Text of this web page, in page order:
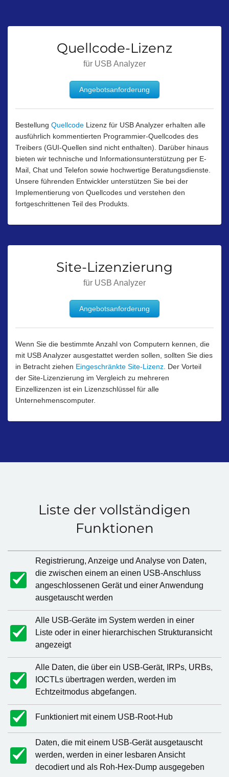
Quellcode-Lizenz
für USB Analyzer
Angebotsanforderung
Bestellung Quellcode Lizenz für USB Analyzer erhalten alle
ausführlich kommentierten Programmier-Quellcodes des
Treibers (GUI-Quellen sind nicht enthalten). Darüber hinaus
bieten wir technische und Informationsunterstützung per E-
Mail, Chat und Telefon sowie hochwertige Beratungsdienste.
Unsere führenden Entwickler unterstützen Sie bei der
Implementierung von Quellcodes und verstehen den
fortgeschrittenen Teil des Produkts.
Site-Lizenzierung
für USB Analyzer
Angebotsanforderung
Wenn Sie die bestimmte Anzahl von Computern kennen, die
mit USB Analyzer ausgestattet werden sollen, sollten Sie dies
in Betracht ziehen Eingeschränkte Site-Lizenz . Der Vorteil
der Site-Lizenzierung im Vergleich zu mehreren
Einzellizenzen ist ein Lizenzschlüssel für alle
Unternehmenscomputer.
Liste der vollständigen
Funktionen
Registrierung, Anzeige und Analyse von Daten,
die zwischen einem an einen USB-Anschluss
angeschlossenen Gerät und einer Anwendung
ausgetauscht werden
Alle USB-Geräte im System werden in einer
Liste oder in einer hierarchischen Strukturansicht
angezeigt
Alle Daten, die über ein USB-Gerät, IRPs, URBs,
IOCTLs übertragen werden, werden im
Echtzeitmodus abgefangen.
Funktioniert mit einem USB-Root-Hub
Daten, die mit einem USB-Gerät ausgetauscht
werden, werden in einer lesbaren Ansicht
decodiert und als Roh-Hex-Dump ausgegeben